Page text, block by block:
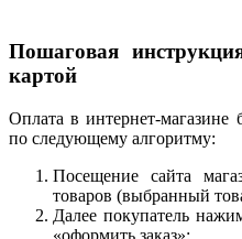
Пошаговая
картой
Оплата в интернет-магазине
по следующему алгоритму:
Посещение сайта
товаров (выбранный
Далее покупатель
«оформить заказ»;